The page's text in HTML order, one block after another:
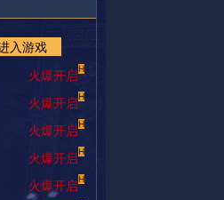
入游戏
火爆开启H
火爆开启H
火爆开启H
火爆开启H
火爆开启H